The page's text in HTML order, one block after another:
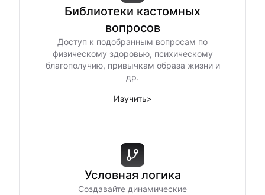
Библиотеки кастомных
вопросов
Доступ к подобранным вопросам по
физическому здоровью, психическому
благополучию, привычкам образа жизни и
др.
Изучить>
Условная логика
Создавайте динамические